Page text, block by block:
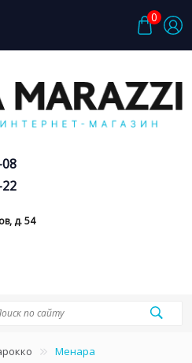
0
д. 54
Менара